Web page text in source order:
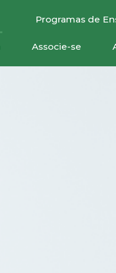
Programas de
Associe-se